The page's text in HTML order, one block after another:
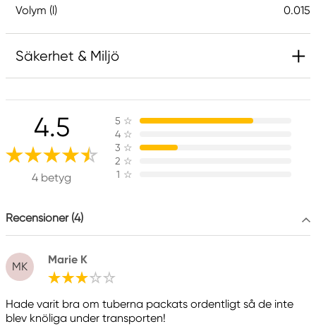
Volym (l) 0.015
Säkerhet & Miljö
Ansvarig EU
Daniel Smith
Stelling A/S
Amagertorv 9, 1 sal
1160 Köpenhamn K, Denmark
Tillverkare
Daniel Smith
Daniel Smith Inc
4150 1ST Ave S Seattle, WA
98134-2302 United States
4.5
4 betyg
5 ☆
4 ☆
3 ☆
2 ☆
1 ☆
Recensioner (4)
MK
Marie K
Hade varit bra om tuberna packats ordentligt så de inte
blev knöliga under transporten!